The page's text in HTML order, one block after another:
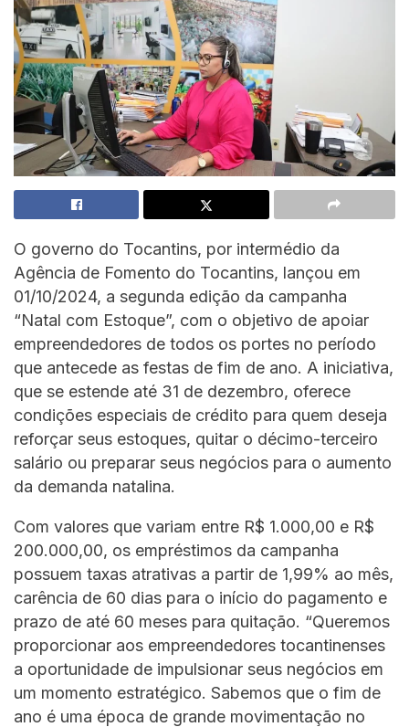
O governo do Tocantins, por intermédio da
Agência de Fomento do Tocantins, lançou em
01/10/2024, a segunda edição da campanha
“Natal com Estoque”, com o objetivo de apoiar
empreendedores de todos os portes no período
que antecede as festas de fim de ano. A iniciativa,
que se estende até 31 de dezembro, oferece
condições especiais de crédito para quem deseja
reforçar seus estoques, quitar o décimo-terceiro
salário ou preparar seus negócios para o aumento
da demanda natalina.
Com valores que variam entre R$ 1.000,00 e R$
200.000,00, os empréstimos da campanha
possuem taxas atrativas a partir de 1,99% ao mês,
carência de 60 dias para o início do pagamento e
prazo de até 60 meses para quitação. “Queremos
proporcionar aos empreendedores tocantinenses
a oportunidade de impulsionar seus negócios em
um momento estratégico. Sabemos que o fim de
ano é uma época de grande movimentação no